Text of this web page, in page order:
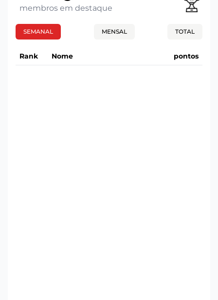
membros em destaque
SEMANAL MENSAL TOTAL
Rank Nome pontos